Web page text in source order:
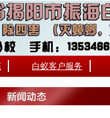
白蚁客户服务